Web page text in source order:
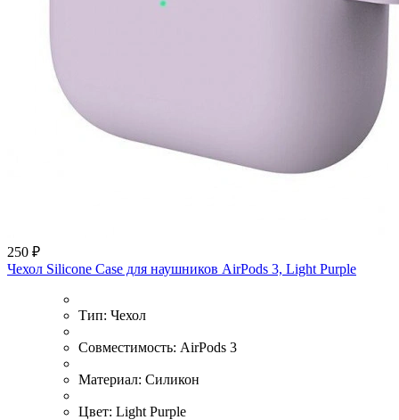
250 ₽
Чехол Silicone Case для наушников AirPods 3, Light Purple
Тип: Чехол
Совместимость: AirPods 3
Материал: Силикон
Цвет: Light Purple